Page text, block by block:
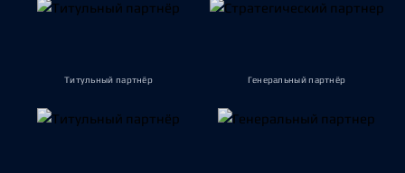
Титульный партнёр Генеральный партнёр